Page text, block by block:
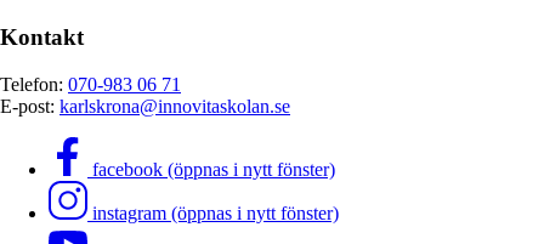
Kontakt
Telefon: 070-983 06 71
E-post: karlskrona@innovitaskolan.se
facebook (öppnas i nytt fönster)
instagram (öppnas i nytt fönster)